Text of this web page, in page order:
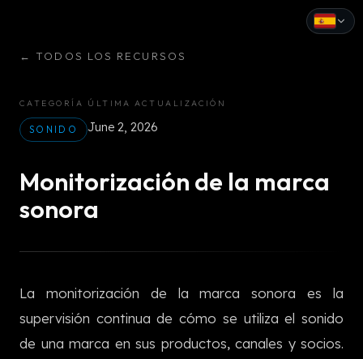
← TODOS LOS RECURSOS
CATEGORÍA
SONIDO
ÚLTIMA ACTUALIZACIÓN
June 2, 2026
Monitorización de la marca
sonora
La monitorización de la marca sonora es la
supervisión continua de cómo se utiliza el sonido
de una marca en sus productos, canales y socios.
日本語